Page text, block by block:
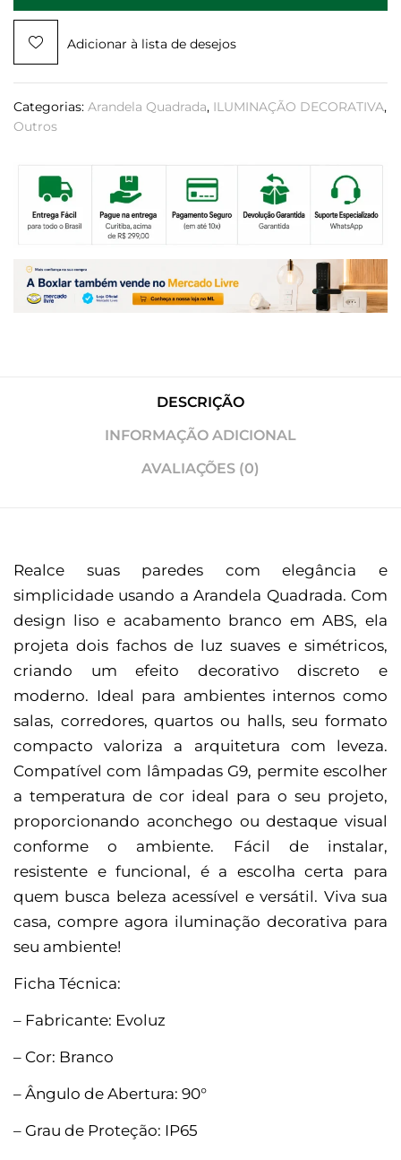
Adicionar à lista de desejos
Categorias: Arandela Quadrada, ILUMINAÇÃO DECORATIVA,
Outros
DESCRIÇÃO
INFORMAÇÃO ADICIONAL
AVALIAÇÕES (0)
Realce suas paredes com elegância e
simplicidade usando a Arandela Quadrada. Com
design liso e acabamento branco em ABS, ela
projeta dois fachos de luz suaves e simétricos,
criando um efeito decorativo discreto e
moderno. Ideal para ambientes internos como
salas, corredores, quartos ou halls, seu formato
compacto valoriza a arquitetura com leveza.
Compatível com lâmpadas G9, permite escolher
a temperatura de cor ideal para o seu projeto,
proporcionando aconchego ou destaque visual
conforme o ambiente. Fácil de instalar,
resistente e funcional, é a escolha certa para
quem busca beleza acessível e versátil. Viva sua
casa, compre agora iluminação decorativa para
seu ambiente!
Ficha Técnica:
– Fabricante: Evoluz
– Cor: Branco
– Ângulo de Abertura: 90°
– Grau de Proteção: IP65